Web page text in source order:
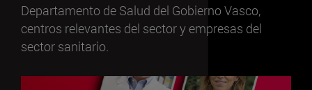
Departamento de Salud del Gobierno Vasco,
centros relevantes del sector y empresas del
sector sanitario.